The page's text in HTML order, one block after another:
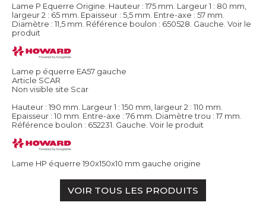
Lame P Equerre Origine. Hauteur : 175 mm. Largeur 1 : 80 mm,
largeur 2 : 65 mm. Epaisseur : 5,5 mm. Entre-axe : 57 mm.
Diamètre : 11,5 mm. Référence boulon : 650528. Gauche. Voir le
produit
Lame p équerre EA57 gauche
Article SCAR
Non visible site Scar
Hauteur : 190 mm. Largeur 1 : 150 mm, largeur 2 : 110 mm.
Epaisseur : 10 mm. Entre-axe : 76 mm. Diamètre trou : 17 mm.
Référence boulon : 652231. Gauche. Voir le produit
Lame HP équerre 190x150x10 mm gauche origine
VOIR TOUS LES PRODUITS